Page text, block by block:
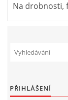
Na drobnosti,
PŘIHLÁŠENÍ